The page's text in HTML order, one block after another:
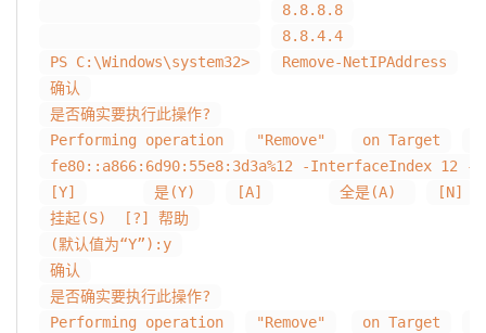
8.8.8.8
8.8.4.4
PS C:\Windows\system32>
Remove-NetIPAddress
确认
是否确实要执行此操作?
Performing operation
"Remove" on Target
fe80::a866:6d90:55e8:3d3a%12 -InterfaceIndex 12
[Y]
是(Y) [A] 全是(A)
[N]
挂起(S) [?] 帮助
(默认值为“Y”):y
确认
是否确实要执行此操作?
Performing operation
"Remove" on Target